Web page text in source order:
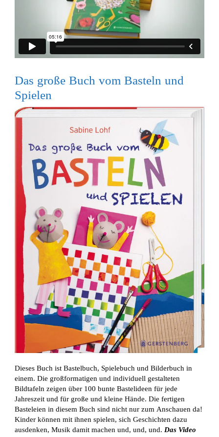
Das große Buch vom Basteln und
Spielen
Dieses Buch ist Bastelbuch, Spielebuch und Bilderbuch in
einem. Die großformatigen und individuell gestalteten
Bildtafeln zeigen über 100 bunte Bastelideen für jede
Jahreszeit und für große und kleine Hände. Die fertigen
Basteleien in diesem Buch sind nicht nur zum Anschauen da!
Kinder können mit ihnen spielen, sich Geschichten dazu
ausdenken, Musik damit machen und, und, und. Das Video